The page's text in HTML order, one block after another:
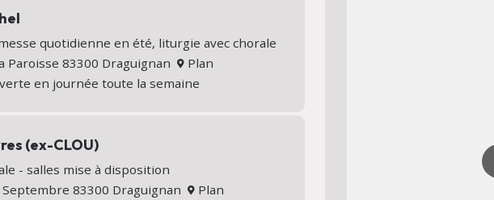
quotidienne en été, liturgie avec chorale
Paroisse 83300 Draguignan
Plan
en journée toute la semaine
(ex-CLOU)
- salles mise à disposition
Septembre 83300 Draguignan
Plan